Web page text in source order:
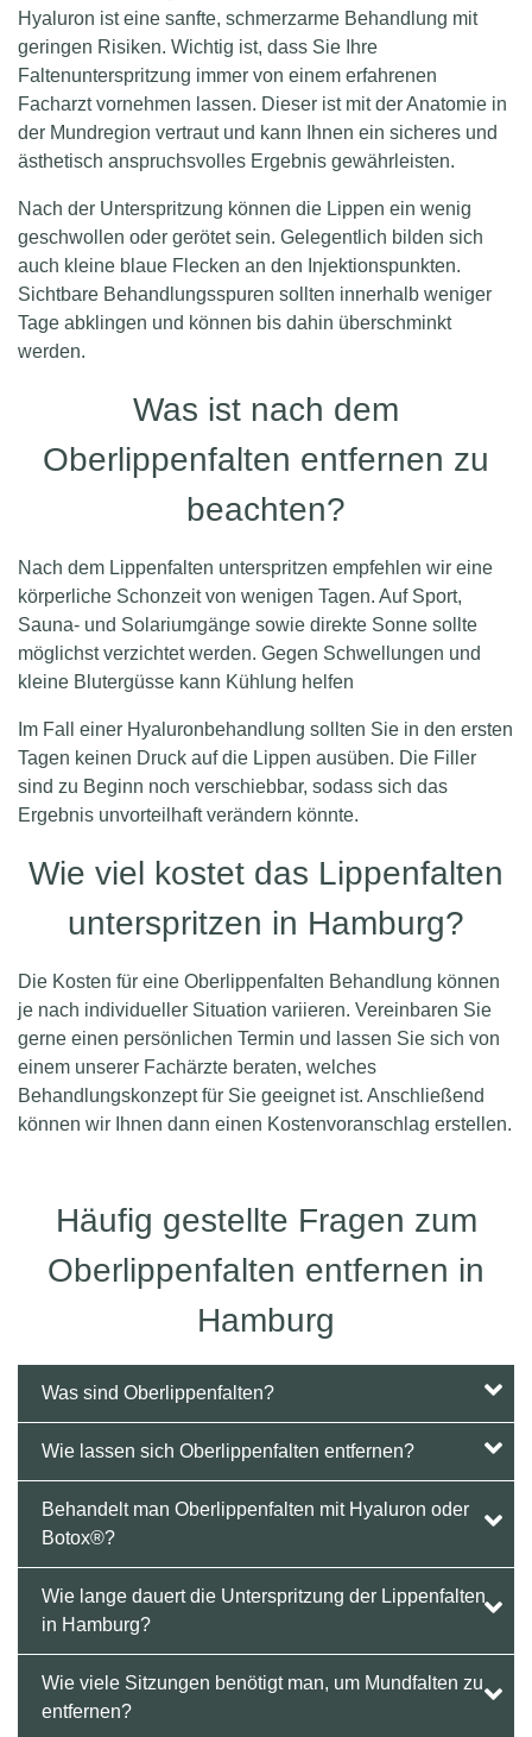
Hyaluron ist eine sanfte, schmerzarme Behandlung mit
geringen Risiken. Wichtig ist, dass Sie Ihre
Faltenunterspritzung immer von einem erfahrenen
Facharzt vornehmen lassen. Dieser ist mit der Anatomie in
der Mundregion vertraut und kann Ihnen ein sicheres und
ästhetisch anspruchsvolles Ergebnis gewährleisten.
Nach der Unterspritzung können die Lippen ein wenig
geschwollen oder gerötet sein. Gelegentlich bilden sich
auch kleine blaue Flecken an den Injektionspunkten.
Sichtbare Behandlungsspuren sollten innerhalb weniger
Tage abklingen und können bis dahin überschminkt
werden.
Was ist nach dem
Oberlippenfalten entfernen zu
beachten?
Nach dem Lippenfalten unterspritzen empfehlen wir eine
körperliche Schonzeit von wenigen Tagen. Auf Sport,
Sauna- und Solariumgänge sowie direkte Sonne sollte
möglichst verzichtet werden. Gegen Schwellungen und
kleine Blutergüsse kann Kühlung helfen
Im Fall einer Hyaluronbehandlung sollten Sie in den ersten
Tagen keinen Druck auf die Lippen ausüben. Die Filler
sind zu Beginn noch verschiebbar, sodass sich das
Ergebnis unvorteilhaft verändern könnte.
Wie viel kostet das Lippenfalten
unterspritzen in Hamburg?
Die Kosten für eine Oberlippenfalten Behandlung können
je nach individueller Situation variieren. Vereinbaren Sie
gerne einen persönlichen Termin und lassen Sie sich von
einem unserer Fachärzte beraten, welches
Behandlungskonzept für Sie geeignet ist. Anschließend
können wir Ihnen dann einen Kostenvoranschlag erstellen.
Häufig gestellte Fragen zum
Oberlippenfalten entfernen in
Hamburg
Was sind Oberlippenfalten?
Wie lassen sich Oberlippenfalten entfernen?
Behandelt man Oberlippenfalten mit Hyaluron oder
Botox®?
Wie lange dauert die Unterspritzung der Lippenfalten
in Hamburg?
Wie viele Sitzungen benötigt man, um Mundfalten zu
entfernen?